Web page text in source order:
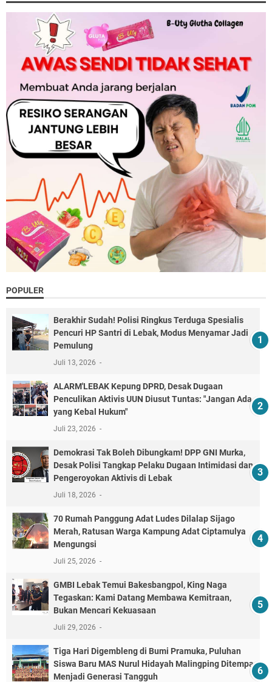
POPULER
Berakhir Sudah! Polisi Ringkus Terduga Spesialis
Pencuri HP Santri di Lebak, Modus Menyamar Jadi
Pemulung
Juli 13, 2026
ALARM'LEBAK Kepung DPRD, Desak Dugaan
Penculikan Aktivis UUN Diusut Tuntas: "Jangan Ada
yang Kebal Hukum"
Juli 23, 2026
Demokrasi Tak Boleh Dibungkam! DPP GNI Murka,
Desak Polisi Tangkap Pelaku Dugaan Intimidasi dan
Pengeroyokan Aktivis di Lebak
Juli 18, 2026
70 Rumah Panggung Adat Ludes Dilalap Sijago
Merah, Ratusan Warga Kampung Adat Ciptamulya
Mengungsi
Juli 25, 2026
GMBI Lebak Temui Bakesbangpol, King Naga
Tegaskan: Kami Datang Membawa Kemitraan,
Bukan Mencari Kekuasaan
Juli 29, 2026
Tiga Hari Digembleng di Bumi Pramuka, Puluhan
Siswa Baru MAS Nurul Hidayah Malingping Ditempa
Menjadi Generasi Tangguh